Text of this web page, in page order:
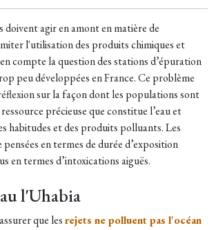
doivent agir en amont en matière de
l'utilisation des produits chimiques et
compte la question des stations d’épuration
peu développées en France. Ce problème
sur la façon dont les populations sont
précieuse que constitue l’eau et
habitudes et des produits polluants. Les
en termes de durée d’exposition
en termes d’intoxications aiguës.
l'Uhabia
que lesrejets ne polluent pas l'océan